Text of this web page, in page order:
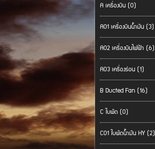
A เครื่องบิน (0)
A01 เครื่องบินน้ำมัน (3)
A02 เครื่องบินไฟฟ้า (6)
A03 เครื่องร่อน (1)
B Ducted Fan (16)
C ใบพัด (0)
C01 ใบพัดน้ำมัน HY (2)